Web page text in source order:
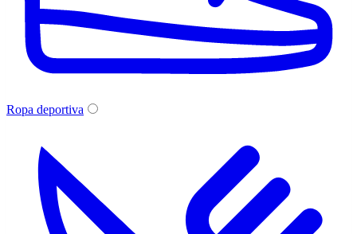
Ropa deportiva